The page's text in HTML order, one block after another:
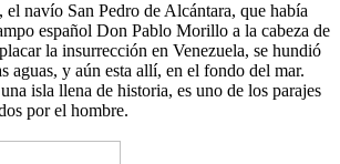
navío San Pedro de Alcántara, que había
español Don Pablo Morillo a la cabeza de
la insurrección en Venezuela, se hundió
aguas, y aún esta allí, en el fondo del mar.
isla llena de historia, es uno de los parajes
por el hombre.